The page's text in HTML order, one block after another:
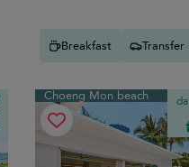
Breakfast Transfer
Choeng Mon beach da